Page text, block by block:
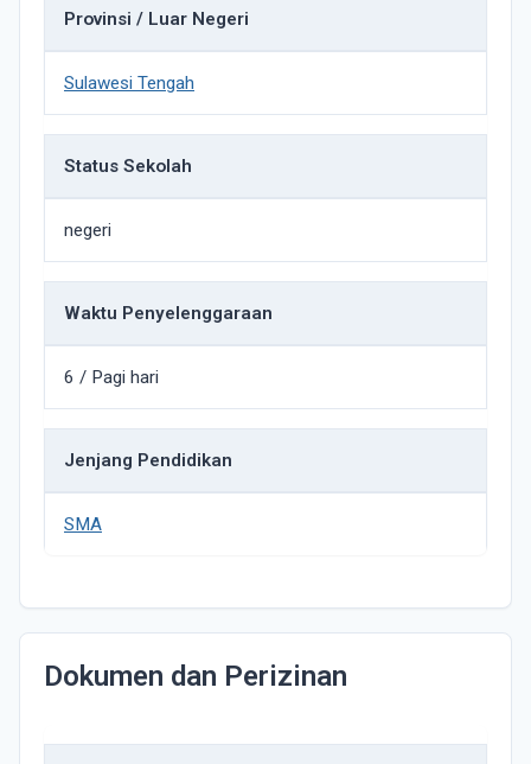
Provinsi / Luar Negeri
Sulawesi Tengah
Status Sekolah
negeri
Waktu Penyelenggaraan
6 / Pagi hari
Jenjang Pendidikan
SMA
Dokumen dan Perizinan